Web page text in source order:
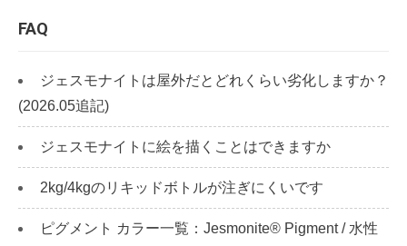
FAQ
ジェスモナイトは屋外だとどれくらい劣化しますか？
(2026.05追記)
ジェスモナイトに絵を描くことはできますか
2kg/4kgのリキッドボトルが注ぎにくいです
ピグメント カラー一覧：Jesmonite® Pigment / 水性